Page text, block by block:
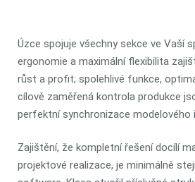
Úzce spojuje všechny sekce ve Vaší
ergonomie a maximální flexibilita
růst a profit; spolehlivé funkce,
cílově zaměřená kontrola produkce
perfektní synchronizace modelového
Zajištění, že kompletní řešení docílí
projektové realizace, je minimálně